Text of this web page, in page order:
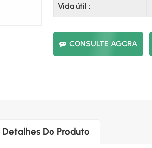
Vida útil :
CONSULTE AGORA
Detalhes Do Produto